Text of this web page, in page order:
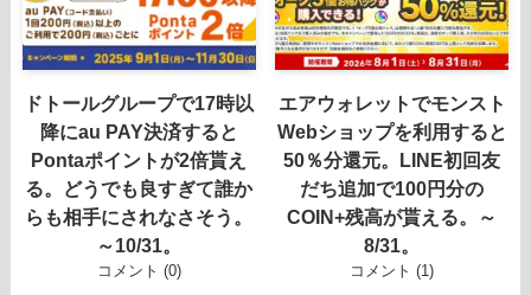
ドトールグループで17時以
降にau PAY決済すると
Pontaポイントが2倍貰え
る。どうでも良すぎて誰か
らも相手にされなさそう。
～10/31。
コメント (0)
エアウォレットでモンスト
Webショップを利用すると
50％分還元。LINE初回友
だち追加で100円分の
COIN+残高が貰える。～
8/31。
コメント (1)